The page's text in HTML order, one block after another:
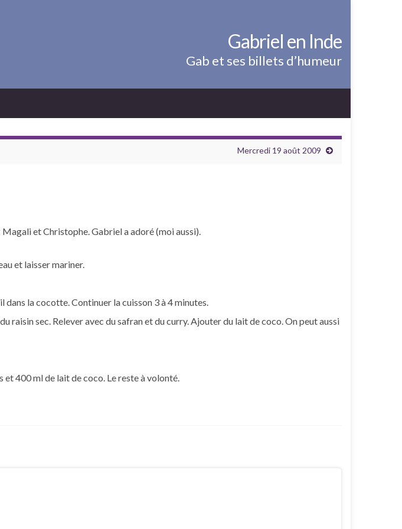
Gabriel en Inde
Gab et ses billets d’humeur
Mercredi 19 août 2009
et Christophe. Gabriel a adoré (moi aussi).
et laisser mariner.
dans la cocotte. Continuer la cuisson 3 à 4 minutes.
raisin sec. Relever avec du safran et du curry. Ajouter du lait de coco. On peut aussi
400 ml de lait de coco. Le reste à volonté.